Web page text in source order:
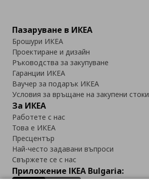
Пазаруване в ИКЕА
Брошури ИКЕА
Проектиране и дизайн
Ръководства за закупуване
Гаранции ИКЕА
Ваучер за подарък ИКЕА
Условия за връщане на закупени стоки
За ИКЕА
Работете с нас
Това е ИКЕА
Пресцентър
Най-често задавани въпроси
Свържете се с нас
Приложение IKEA Bulgaria: